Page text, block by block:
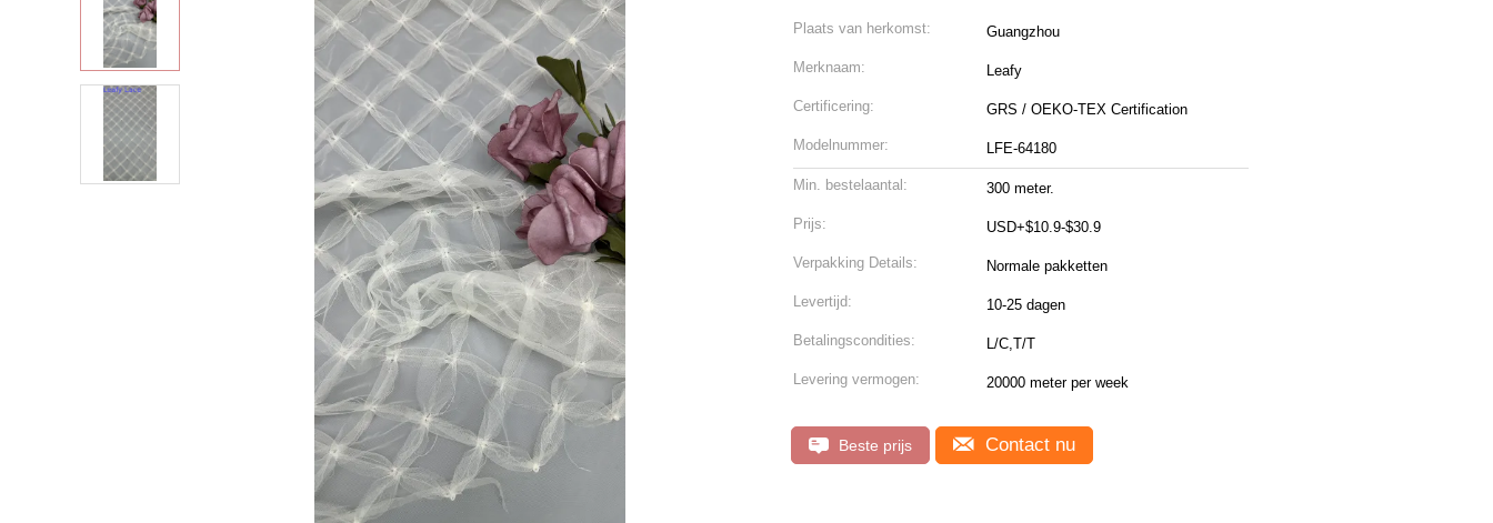
Plaats van herkomst: Guangzhou
Merknaam: Leafy
Certificering: GRS / OEKO-TEX Certification
Modelnummer: LFE-64180
Min. bestelaantal: 300 meter.
Prijs: USD+$10.9-$30.9
Verpakking Details: Normale pakketten
Levertijd: 10-25 dagen
Betalingscondities: L/C,T/T
Levering vermogen: 20000 meter per week
Beste prijs Contact nu